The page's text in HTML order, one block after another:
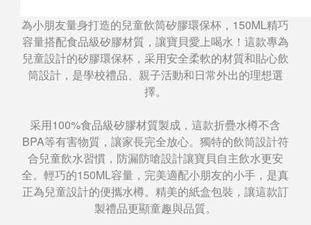
為小朋友量身打造的兒童飲筒矽膠環保杯，150ML精巧
容量搭配食品級矽膠材質，讓寶貝愛上喝水！這款專為
兒童設計的矽膠環保杯，采用安全柔軟的材質和貼心飲
筒設計，是學校禮品、親子活動和日常外出的理想選
擇。
采用100%食品級矽膠材質製成，這款折疊水樽不含
BPA等有害物質，讓家長完全放心。獨特的飲筒設計符
合兒童飲水習慣，防漏防嗆設計讓寶貝自主飲水更安
全。輕巧的150ML容量，完美適配小朋友的小手，是真
正為兒童設計的便攜水樽。精美的紙盒包裝，讓這款訂
製禮品更顯童趣與品質。